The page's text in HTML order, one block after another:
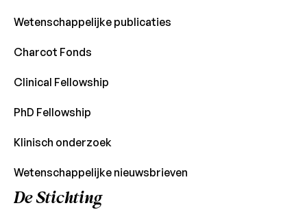
Wetenschappelijke publicaties
Charcot Fonds
Clinical Fellowship
PhD Fellowship
Klinisch onderzoek
Wetenschappelijke nieuwsbrieven
De Stichting